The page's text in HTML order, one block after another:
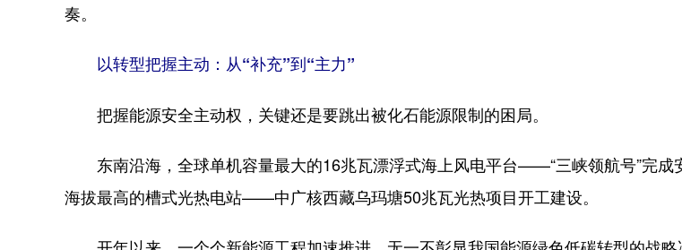
奏。
以转型把握主动：从“补充”到“主力”
把握能源安全主动权，关键还是要跳出被化石能源限制的困局。
东南沿海，全球单机容量最大的16兆瓦漂浮式海上风电平台——“三峡领航号”完成
海拔最高的槽式光热电站——中广核西藏乌玛塘50兆瓦光热项目开工建设。